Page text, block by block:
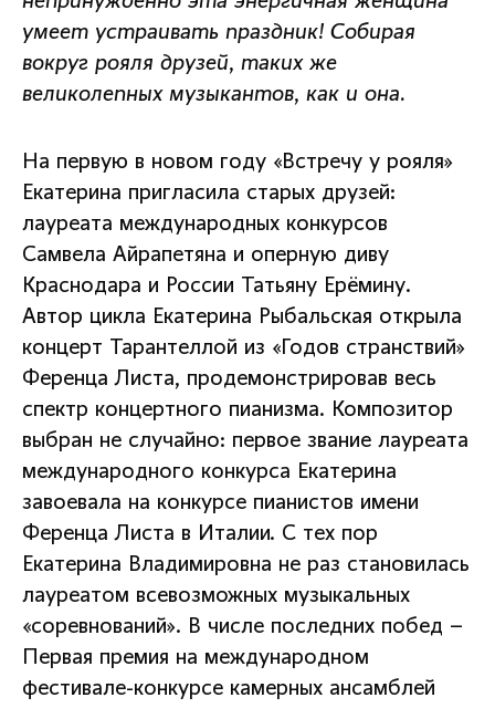
умеет устраивать праздник! Собирая
вокруг рояля друзей, таких же
великолепных музыкантов, как и она.
На первую в новом году «Встречу у рояля»
Екатерина пригласила старых друзей:
лауреата международных конкурсов
Самвела Айрапетяна и оперную диву
Краснодара и России Татьяну Ерёмину.
Автор цикла Екатерина Рыбальская открыла
концерт Тарантеллой из «Годов странствий»
Ференца Листа, продемонстрировав весь
спектр концертного пианизма. Композитор
выбран не случайно: первое звание лауреата
международного конкурса Екатерина
завоевала на конкурсе пианистов имени
Ференца Листа в Италии. С тех пор
Екатерина Владимировна не раз становилась
лауреатом всевозможных музыкальных
«соревнований». В числе последних побед –
Первая премия на международном
фестивале-конкурсе камерных ансамблей